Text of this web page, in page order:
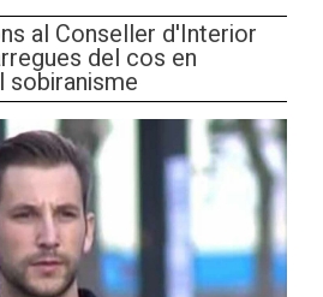
al Conseller d'Interior
del cos en